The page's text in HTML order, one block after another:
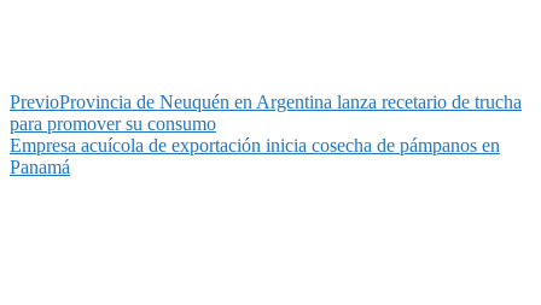
PrevioProvincia de Neuquén en Argentina lanza recetario de trucha
para promover su consumo
Empresa acuícola de exportación inicia cosecha de pámpanos en
Panamá